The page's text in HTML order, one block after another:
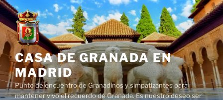
Saltar
al
contenido
CASA DE GRANADA EN
MADRID
Punto de encuentro de Granadinos y simpatizantes para
mantener vivo el recuerdo de Granada. Es nuestro deseo ser